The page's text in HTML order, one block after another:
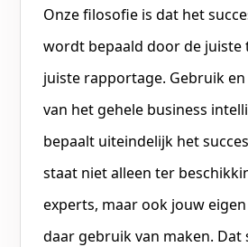
Onze filosofie is dat het
wordt bepaald door de
juiste rapportage. Gebruik
van het gehele business
bepaalt uiteindelijk het
staat niet alleen ter
experts, maar ook jouw
daar gebruik van maken. Dat